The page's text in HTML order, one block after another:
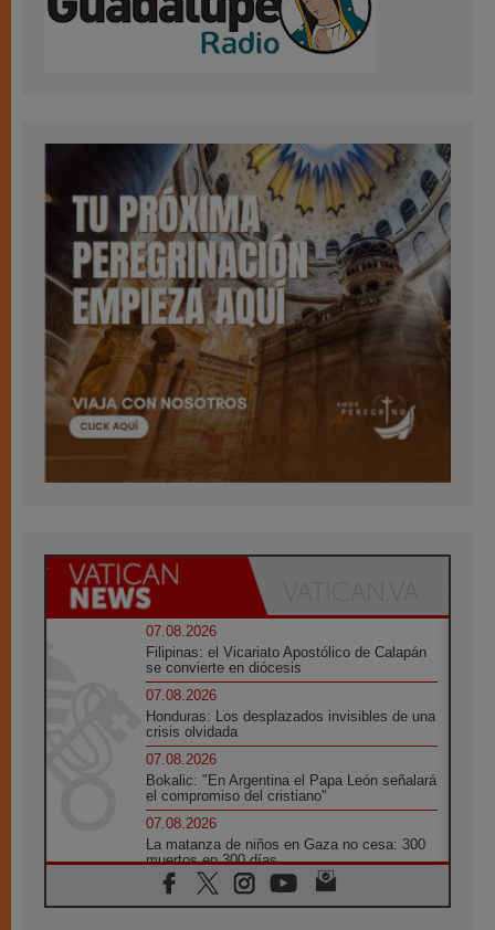
07.08.2026
Filipinas: el Vicariato Apostólico de Calapán
se convierte en diócesis
07.08.2026
Honduras: Los desplazados invisibles de una
crisis olvidada
07.08.2026
Bokalic: "En Argentina el Papa León señalará
el compromiso del cristiano"
07.08.2026
La matanza de niños en Gaza no cesa: 300
muertos en 300 días
07.08.2026
Tagle: La guerra desfigura el mundo, solo la